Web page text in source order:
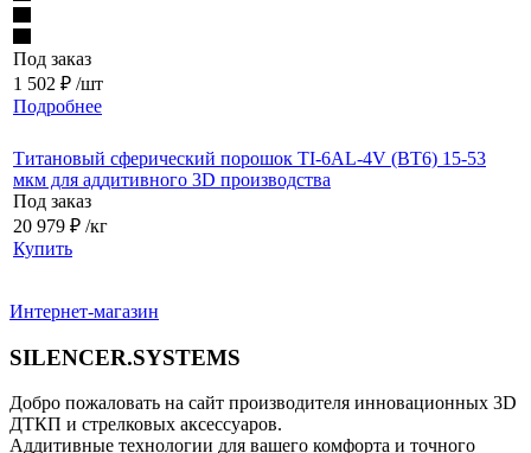
Под заказ
1 502 ₽ /шт
Подробнее
Титановый сферический порошок TI-6AL-4V (BT6) 15-53
мкм для аддитивного 3D производства
Под заказ
20 979 ₽ /кг
Купить
Интернет-магазин
SILENCER.SYSTEMS
Добро пожаловать на сайт производителя инновационных 3D
ДТКП и стрелковых аксессуаров.
Аддитивные технологии для вашего комфорта и точного